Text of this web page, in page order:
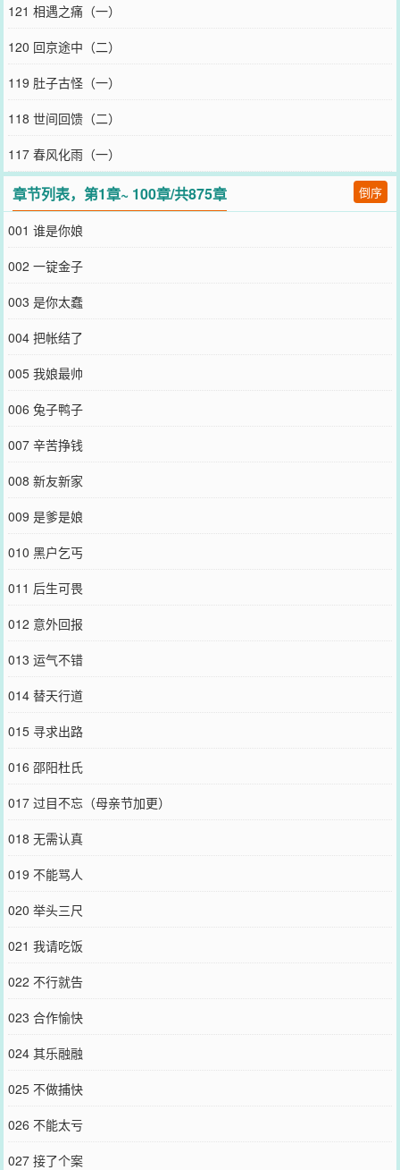
121 相遇之痛（一）
120 回京途中（二）
119 肚子古怪（一）
118 世间回馈（二）
117 春风化雨（一）
章节列表，第1章~ 100章/共875章 倒序
001 谁是你娘
002 一锭金子
003 是你太蠢
004 把帐结了
005 我娘最帅
006 兔子鸭子
007 辛苦挣钱
008 新友新家
009 是爹是娘
010 黑户乞丐
011 后生可畏
012 意外回报
013 运气不错
014 替天行道
015 寻求出路
016 邵阳杜氏
017 过目不忘（母亲节加更）
018 无需认真
019 不能骂人
020 举头三尺
021 我请吃饭
022 不行就告
023 合作愉快
024 其乐融融
025 不做捕快
026 不能太亏
027 接了个案